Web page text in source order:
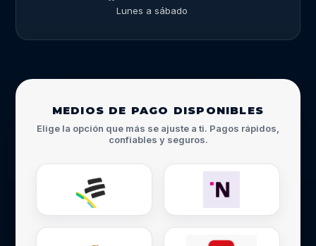
Lunes a sábado
MEDIOS DE PAGO DISPONIBLES
Elige la opción que más se ajuste a ti. Pagos rápidos,
confiables y seguros.